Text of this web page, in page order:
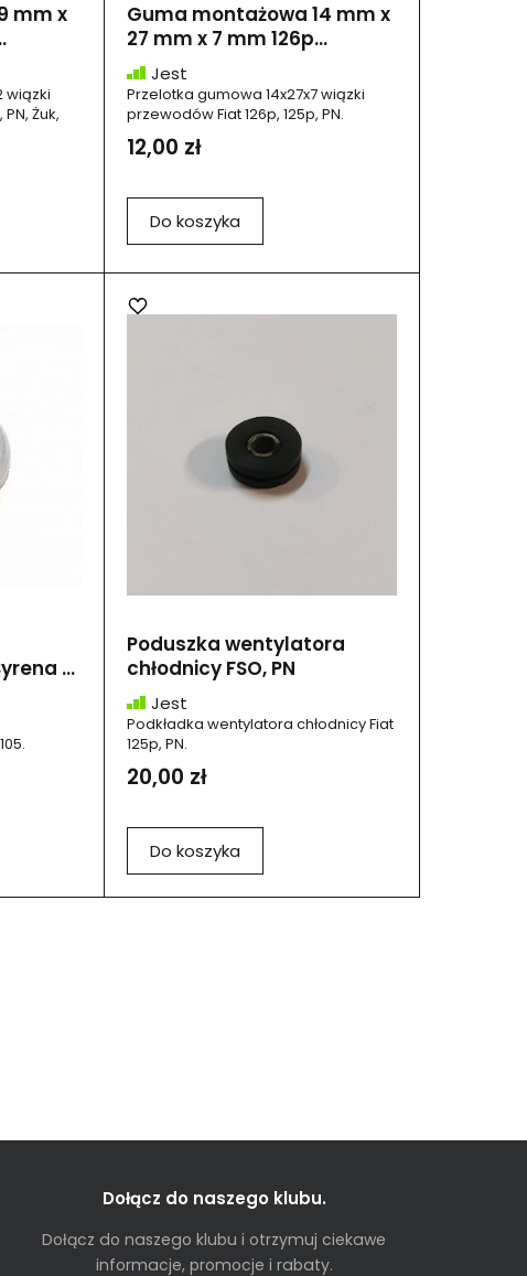
mm x
wiązki
Żuk,
Guma montażowa 14 mm x
27 mm x 7 mm 126p...
Jest
Przelotka gumowa 14x27x7 wiązki
przewodów Fiat 126p, 125p, PN.
12,00 zł
Do koszyka
...
Poduszka wentylatora
chłodnicy FSO, PN
Jest
Podkładka wentylatora chłodnicy Fiat
125p, PN.
20,00 zł
Do koszyka
Dołącz do naszego klubu.
Dołącz do naszego klubu i otrzymuj ciekawe
informacje, promocje i rabaty.